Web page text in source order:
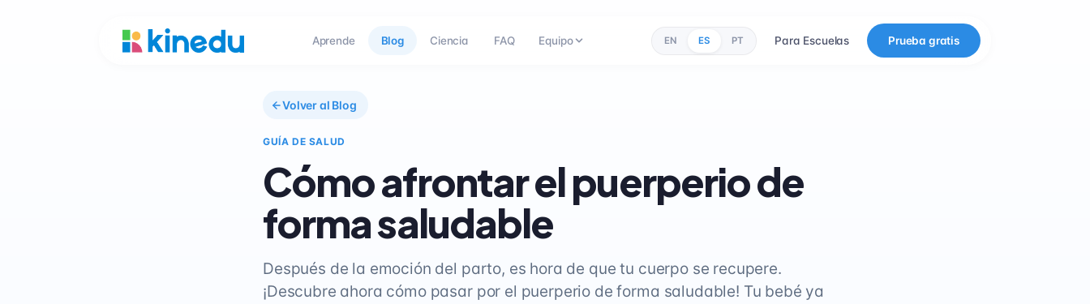
Aprende Blog Ciencia FAQ Equipo EN ES PT Para Escuelas Prueba gratis
Volver al Blog
GUÍA DE SALUD
Cómo afrontar el puerperio de
forma saludable
Después de la emoción del parto, es hora de que tu cuerpo se recupere.
¡Descubre ahora cómo pasar por el puerperio de forma saludable! Tu bebé ya